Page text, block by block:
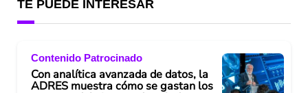
TE PUEDE INTERESAR
Contenido Patrocinado
Con analítica avanzada de datos, la
ADRES muestra cómo se gastan los